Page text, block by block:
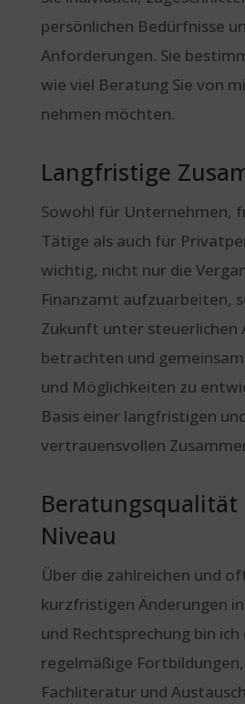
persönlichen Bedürfnisse
Anforderungen. Sie
wie viel Beratung Sie von
nehmen möchten.
Langfristige
Sowohl für Unternehmen,
Tätige als auch für
wichtig, nicht nur die
Finanzamt aufzuarbeiten,
Zukunft unter steuerlichen
betrachten und
und Möglichkeiten zu
Basis einer langfristigen
vertrauensvollen
Niveau
Über die zahlreichen und
kurzfristigen Änderungen
und Rechtsprechung bin ich
regelmäßige
Fachliteratur und